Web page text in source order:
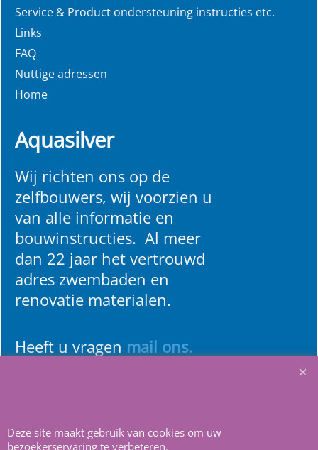
Service & Product ondersteuning instructies etc.
Links
FAQ
Nuttige adressen
Home
Aquasilver
Wij richten ons op de
zelfbouwers, wij voorzien u
van alle informatie en
bouwinstructies. Al meer
dan 22 jaar het vertrouwd
adres zwembaden en
renovatie materialen.
Heeft u vragen mail ons.
Deze site maakt gebruik van cookies om uw
bezoekerservaring te verbeteren.